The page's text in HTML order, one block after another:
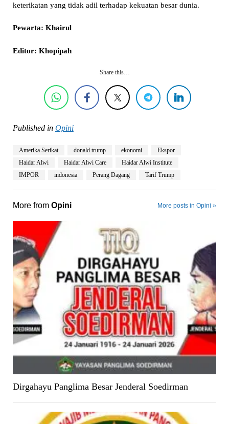
keterikatan yang tidak adil terhadap kekuatan besar dunia.
Pewarta: Khairul
Editor: Khopipah
Share this…
Published in Opini
Amerika Serikat donald trump ekonomi
Ekspor
Haidar Alwi
Haidar Alwi Care
Haidar Alwi Institute
IMPOR
indonesia Perang Dagang Tarif Trump
More from Opini More posts in Opini »
Dirgahayu Panglima Besar Jenderal Soedirman